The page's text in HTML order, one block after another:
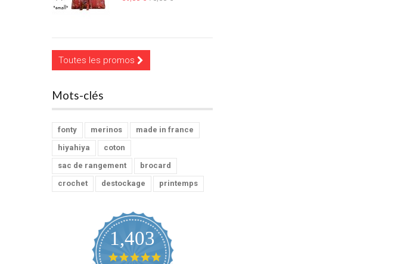
Toutes les promos
Mots-clés
fonty merinos
made in france
hiyahiya
coton
sac de rangement
brocard
crochet
destockage printemps
1,403
4.9